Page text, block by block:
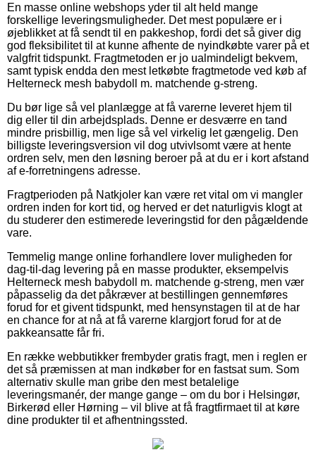
En masse online webshops yder til alt held mange
forskellige leveringsmuligheder. Det mest populære er i
øjeblikket at få sendt til en pakkeshop, fordi det så giver dig
god fleksibilitet til at kunne afhente de nyindkøbte varer på et
valgfrit tidspunkt. Fragtmetoden er jo ualmindeligt bekvem,
samt typisk endda den mest letkøbte fragtmetode ved køb af
Helterneck mesh babydoll m. matchende g-streng.
Du bør lige så vel planlægge at få varerne leveret hjem til
dig eller til din arbejdsplads. Denne er desværre en tand
mindre prisbillig, men lige så vel virkelig let gængelig. Den
billigste leveringsversion vil dog utvivlsomt være at hente
ordren selv, men den løsning beroer på at du er i kort afstand
af e-forretningens adresse.
Fragtperioden på Natkjoler kan være ret vital om vi mangler
ordren inden for kort tid, og herved er det naturligvis klogt at
du studerer den estimerede leveringstid for den pågældende
vare.
Temmelig mange online forhandlere lover muligheden for
dag-til-dag levering på en masse produkter, eksempelvis
Helterneck mesh babydoll m. matchende g-streng, men vær
påpasselig da det påkræver at bestillingen gennemføres
forud for et givent tidspunkt, med hensynstagen til at de har
en chance for at nå at få varerne klargjort forud for at de
pakkeansatte får fri.
En række webbutikker frembyder gratis fragt, men i reglen er
det så præmissen at man indkøber for en fastsat sum. Som
alternativ skulle man gribe den mest betalelige
leveringsmanér, der mange gange – om du bor i Helsingør,
Birkerød eller Hørning – vil blive at få fragtfirmaet til at køre
dine produkter til et afhentningssted.